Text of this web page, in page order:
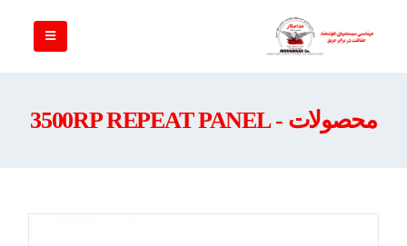
محصولات - 3500RP REPEAT PANEL